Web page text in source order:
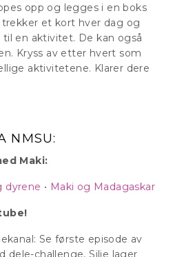
opp og legges i en boks
trekker et kort hver dag og
en aktivitet. De kan også
Kryss av etter hvert som
aktivitetene. Klarer dere
NMSU:
Maki:
dyrene • Maki og Madagaskar
Se første episode av
dele-challenge, Silje lager